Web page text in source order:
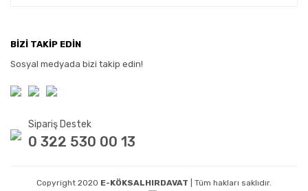
BİZİ TAKİP EDİN
Sosyal medyada bizi takip edin!
Sipariş Destek
0 322 530 00 13
Copyright 2020 E-KÖKSALHIRDAVAT | Tüm hakları saklıdır.